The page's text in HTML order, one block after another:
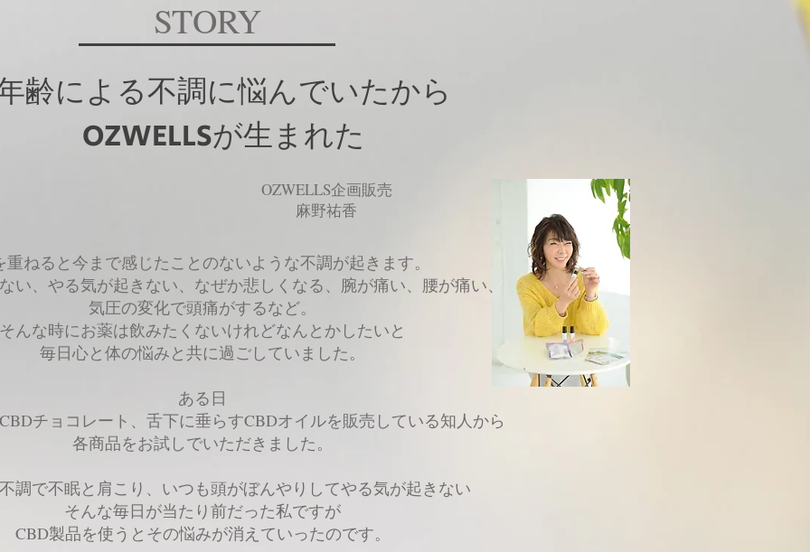
STORY
齢による不調に悩んでいたから
OZWELLSが生まれた
OZWELLS企画販売
​麻野祐香
重ねると今まで感じたことのないような不調が起きます。
い、やる気が起きない、なぜか悲しくなる、腕が痛い、腰が痛い、
気圧の変化で頭痛がするなど。
そんな時にお薬は飲みたくないけれどなんとかしたいと
毎日心と体の悩みと共に過ごしていました。
ある日
チョコレート、舌下に垂らすCBDオイルを販売している知人から
各商品をお試しでいただきました。
調で不眠と肩こり、いつも頭がぼんやりしてやる気が起きない
そんな毎日が当たり前だった私ですが
CBD製品を使うとその悩みが消えていったのです。